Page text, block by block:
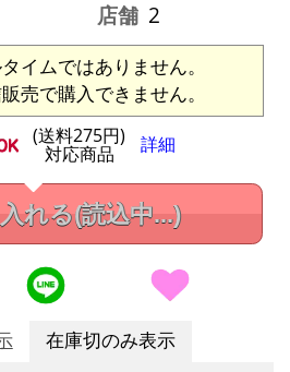
店舗 2
イムではありません。
売で購入できません。
(送料275円)
対応商品 詳細
れる(読込中...)
在庫切のみ表示